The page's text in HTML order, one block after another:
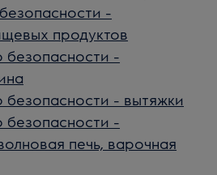
-
продуктов
-
- вытяжки
-
печь, варочная